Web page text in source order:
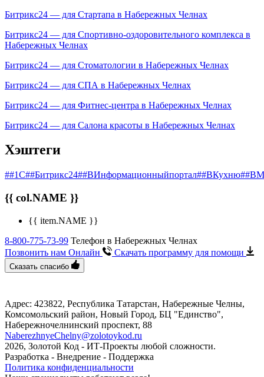
Битрикс24 — для Стартапа в Набережных Челнах
Битрикс24 — для Спортивно-оздоровительного комплекса в
Набережных Челнах
Битрикс24 — для Стоматологии в Набережных Челнах
Битрикс24 — для СПА в Набережных Челнах
Битрикс24 — для Фитнес-центра в Набережных Челнах
Битрикс24 — для Салона красоты в Набережных Челнах
Хэштеги
##1С##Битрикс24##ВИнформационныйпортал##ВКухню
{{ col.NAME }}
{{ item.NAME }}
8-800-775-73-99 Телефон в Набережных Челнах
Позвонить нам Онлайн
Скачать программу для помощи
Сказать спасибо
Адрес: 423822, Республика Татарстан, Набережные Челны,
Комсомольский район, Новый Город, БЦ "Единство", ​
Набережночелнинский проспект, 88
NaberezhnyeChelny@zolotoykod.ru
2026, Золотой Код - ИТ-Проекты любой сложности.
Разработка - Внедрение - Поддержка
Политика конфиденциальности